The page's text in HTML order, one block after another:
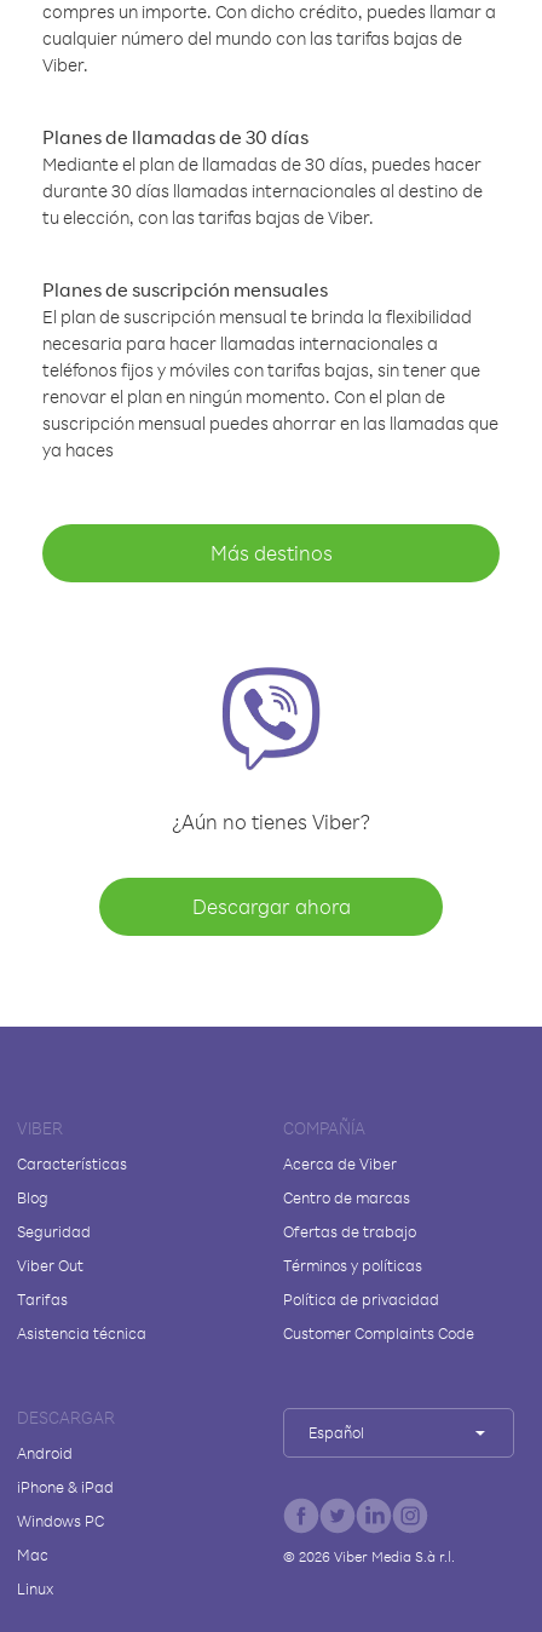
compres un importe. Con dicho crédito, puedes llamar a
cualquier número del mundo con las tarifas bajas de
Viber.
Planes de llamadas de 30 días
Mediante el plan de llamadas de 30 días, puedes hacer
durante 30 días llamadas internacionales al destino de
tu elección, con las tarifas bajas de Viber.
Planes de suscripción mensuales
El plan de suscripción mensual te brinda la flexibilidad
necesaria para hacer llamadas internacionales a
teléfonos fijos y móviles con tarifas bajas, sin tener que
renovar el plan en ningún momento. Con el plan de
suscripción mensual puedes ahorrar en las llamadas que
ya haces
Más destinos
¿Aún no tienes Viber?
Descargar ahora
VIBER
Características
Blog
Seguridad
Viber Out
Tarifas
Asistencia técnica
COMPAÑÍA
Acerca de Viber
Centro de marcas
Ofertas de trabajo
Términos y políticas
Política de privacidad
Customer Complaints Code
DESCARGAR
Android
iPhone & iPad
Windows PC
Mac
Linux
Español
© 2026Viber Media S.à r.l.